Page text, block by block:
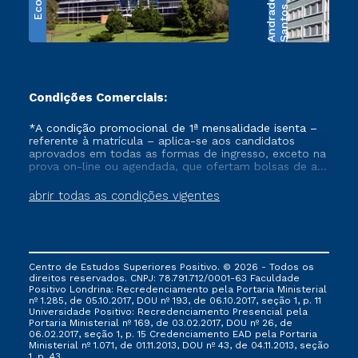
S
a
n
t
o
s
A
n
d
r
a
d
e
Condições Comerciais:
abrir todas as condições vigentes
*A condição promocional de 1ª mensalidade isenta –
referente à matrícula – aplica-se aos candidatos
aprovados em todas as formas de ingresso, exceto na
prova on-line ou agendada, que ofertam bolsas de até
vigente, que ainda não tenham efetivado e/ou não
tenham cancelado ou trancado sua matrícula em uma
via FIES, Prouni e outros programas governamentais, e
não se acumula com nenhuma outra campanha
ofertada pela Instituição.
Centro de Estudos Superiores Positivo. © 2026 - Todos os
direitos reservados. CNPJ: 78.791.712/0001-63 Faculdade
Positivo Londrina: Recredenciamento pela Portaria Ministerial
nº 1.285, de 05.10.2017, DOU nº 193, de 06.10.2017, seção 1, p. 11
Universidade Positivo: Recredenciamento Presencial ​pela
Portaria Ministerial nº 169, de 03.02.2017, DOU nº 26, de
06.02.2017, seção 1, p. 15 Credenciamento EAD pela Portaria
Ministerial nº 1.071, de 01.11.2013, DOU nº 43, de 04.11.2013, seção